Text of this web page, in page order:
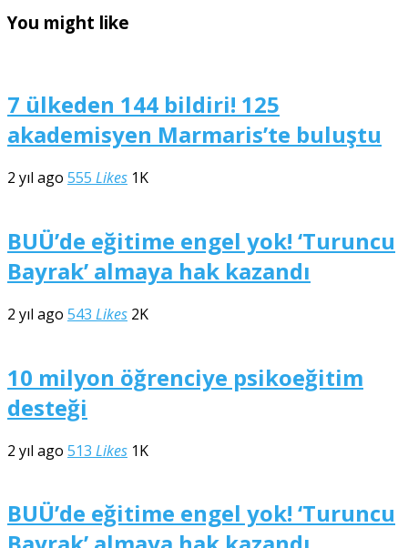
You might like
7 ülkeden 144 bildiri! 125
akademisyen Marmaris’te buluştu
2 yıl ago 555 Likes 1K
BUÜ’de eğitime engel yok! ‘Turuncu
Bayrak’ almaya hak kazandı
2 yıl ago 543 Likes 2K
10 milyon öğrenciye psikoeğitim
desteği
2 yıl ago 513 Likes 1K
BUÜ’de eğitime engel yok! ‘Turuncu